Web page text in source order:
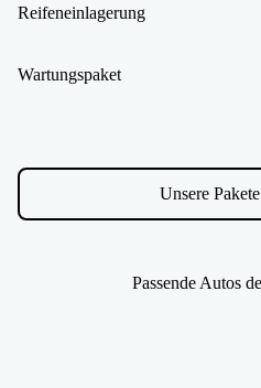
Reifeneinlagerung
Wartungspaket
Unsere
Passende Autos